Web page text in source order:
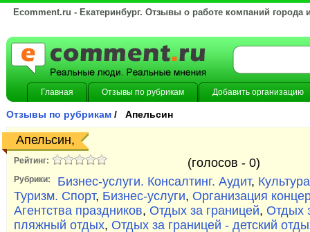
Ecomment.ru - Екатеринбург. Отзывы о работе компаний города
Главная Отзывы по рубрикам Добавить организацию
Отзывы по рубрикам / Апельсин
Апельсин,
Рейтинг: (голосов - 0)
Рубрики: Бизнес-услуги. Консалтинг. Аудит,
Туризм. Спорт, Бизнес-услуги, Организация
Агентства праздников, Отдых за границей, Отдых
пляжный отдых, Отдых за границей - детский